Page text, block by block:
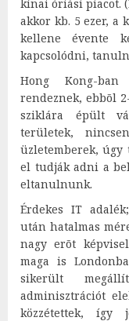
kínai óriási piacot.
akkor kb. 5 ezer, a
kellene évente
kapcsolódni,
Hong Kong-
rendeznek, ebbõl
sziklára épült
területek,
üzletemberek, úgy
el tudják adni a
eltanulnunk.
Érdekes IT
után hatalmas
nagy erõt
maga is
sikerült
adminisztrációt
közzétettek, így